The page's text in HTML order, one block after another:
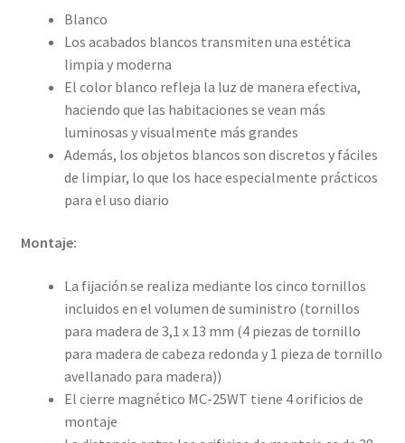
Blanco
Los acabados blancos transmiten una estética
limpia y moderna
El color blanco refleja la luz de manera efectiva,
haciendo que las habitaciones se vean más
luminosas y visualmente más grandes
Además, los objetos blancos son discretos y fáciles
de limpiar, lo que los hace especialmente prácticos
para el uso diario
Montaje:
La fijación se realiza mediante los cinco tornillos
incluidos en el volumen de suministro (tornillos
para madera de 3,1 x 13 mm (4 piezas de tornillo
para madera de cabeza redonda y 1 pieza de tornillo
avellanado para madera))
El cierre magnético MC-25WT tiene 4 orificios de
montaje